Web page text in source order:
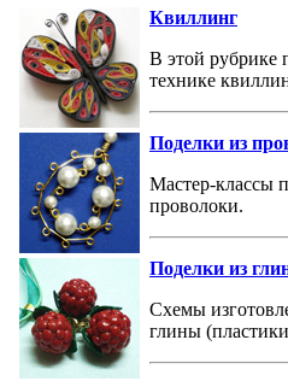
Квиллинг
В этой рубрике
технике
Поделки из
Мастер-классы
проволоки.
Поделки из
Схемы
глины